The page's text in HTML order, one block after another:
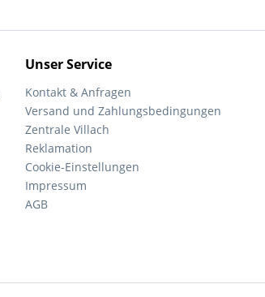
Unser Service
Kontakt & Anfragen
Versand und Zahlungsbedingungen
Zentrale Villach
Reklamation
Cookie-Einstellungen
Impressum
AGB